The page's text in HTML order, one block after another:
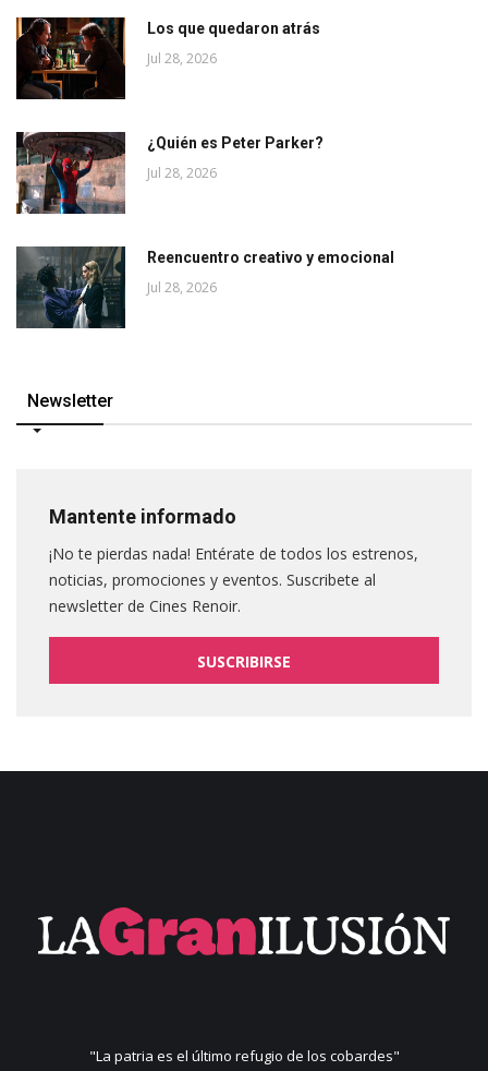
Los que quedaron atrás
Jul 28, 2026
¿Quién es Peter Parker?
Jul 28, 2026
Reencuentro creativo y emocional
Jul 28, 2026
Newsletter
Mantente informado
¡No te pierdas nada! Entérate de todos los estrenos,
noticias, promociones y eventos. Suscribete al
newsletter de Cines Renoir.
SUSCRIBIRSE
"La patria es el último refugio de los cobardes"